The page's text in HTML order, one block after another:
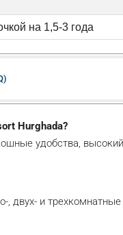
на 1,5-3 года
Hurghada?
удобства, высокий
двух- и трехкомнатные